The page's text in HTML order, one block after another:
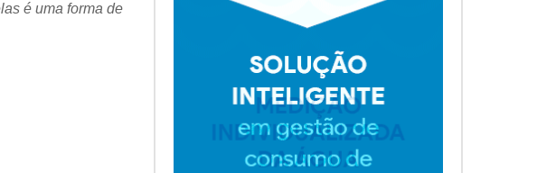
é uma forma de